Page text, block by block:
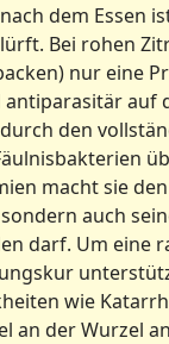
dem Essen
Bei rohen
nur eine
auf
den
macht sie
auch
darf. Um eine
wie
an der Wurzel